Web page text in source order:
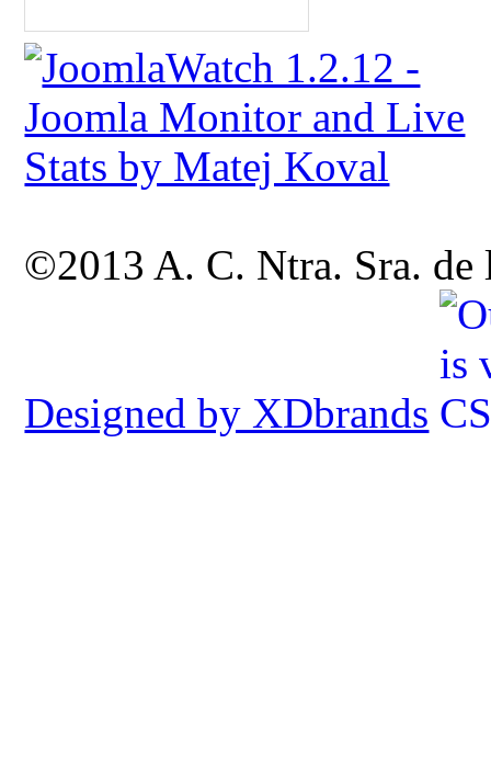
©2013 A. C. Ntra. Sra. de
Designed by XDbrands